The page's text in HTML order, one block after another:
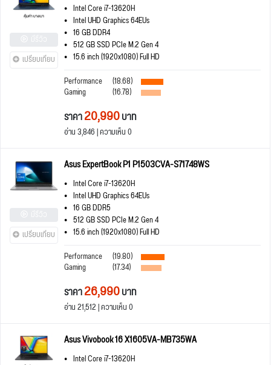
เปรียบเทียบ
Intel Core i7-13620H
Intel UHD Graphics 64EUs
16 GB DDR4
512 GB SSD PCIe M.2 Gen 4
15.6 inch (1920x1080) Full HD
Performance
(18.68)
Gaming (16.78)
ราคา20,990บาท
อ่าน 3,846 | ความเห็น 0
เปรียบเทียบ
Asus ExpertBook P1 P1503CVA-S71748WS
Intel Core i7-13620H
Intel UHD Graphics 64EUs
16 GB DDR5
512 GB SSD PCIe M.2 Gen 4
15.6 inch (1920x1080) Full HD
Performance
(19.80)
Gaming (17.34)
ราคา26,990บาท
อ่าน 21,512 | ความเห็น 0
Asus Vivobook 16 X1605VA-MB735WA
Intel Core i7-13620H